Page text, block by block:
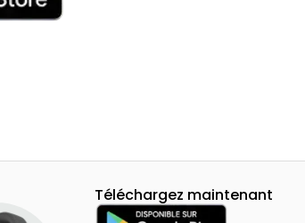
Informatique
Téléchargez maintenant